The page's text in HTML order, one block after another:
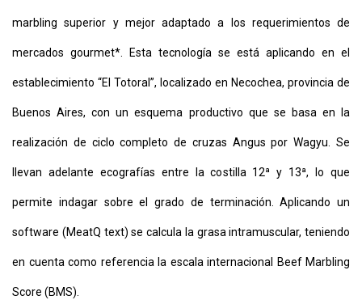
marbling superior y mejor adaptado a los requerimientos de
mercados gourmet*. Esta tecnología se está aplicando en el
establecimiento “El Totoral”, localizado en Necochea, provincia de
Buenos Aires, con un esquema productivo que se basa en la
realización de ciclo completo de cruzas Angus por Wagyu. Se
llevan adelante ecografías entre la costilla 12ª y 13ª, lo que
permite indagar sobre el grado de terminación. Aplicando un
software (MeatQ text) se calcula la grasa intramuscular, teniendo
en cuenta como referencia la escala internacional Beef Marbling
Score (BMS).